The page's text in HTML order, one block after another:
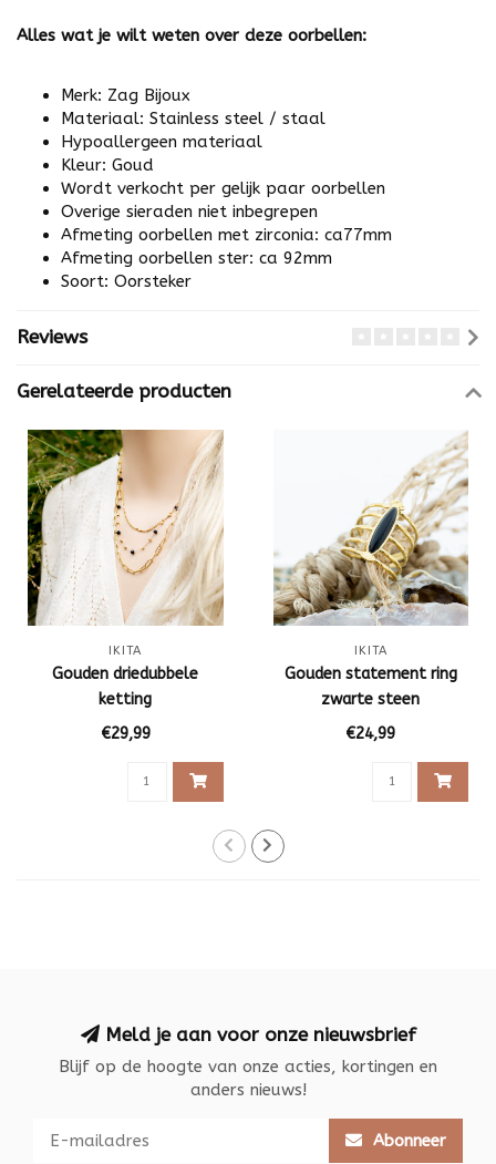
Alles wat je wilt weten over deze oorbellen:
Merk: Zag Bijoux
Materiaal: Stainless steel / staal
Hypoallergeen materiaal
Kleur: Goud
Wordt verkocht per gelijk paar oorbellen
Overige sieraden niet inbegrepen
Afmeting oorbellen met zirconia: ca77mm
Afmeting oorbellen ster: ca 92mm
Soort: Oorsteker
Reviews
Gerelateerde producten
IKITA
Gouden driedubbele
ketting
€29,99
IKITA
Gouden statement ring
zwarte steen
€24,99
Meld je aan voor onze nieuwsbrief
Blijf op de hoogte van onze acties, kortingen en
anders nieuws!
Abonneer